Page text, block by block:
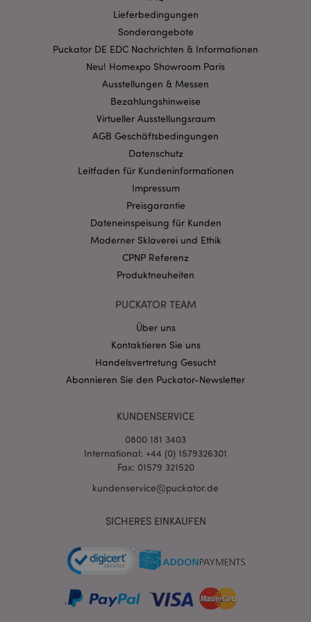
Lieferbedingungen
Sonderangebote
Puckator DE EDC Nachrichten & Informationen
Neu! Homexpo Showroom Paris
Ausstellungen & Messen
Bezahlungshinweise
Virtueller Ausstellungsraum
AGB Geschäftsbedingungen
Datenschutz
Leitfaden für Kundeninformationen
Impressum
Preisgarantie
Dateneinspeisung für Kunden
Moderner Sklaverei und Ethik
CPNP Referenz
Produktneuheiten
PUCKATOR TEAM
Über uns
Kontaktieren Sie uns
Handelsvertretung Gesucht
Abonnieren Sie den Puckator-Newsletter
KUNDENSERVICE
0800 181 3403
International: +44 (0) 1579326301
Fax: 01579 321520
kundenservice@puckator.de
SICHERES EINKAUFEN
X-Magento-Vary
recently_compared_product_previous
Adobe Inc.